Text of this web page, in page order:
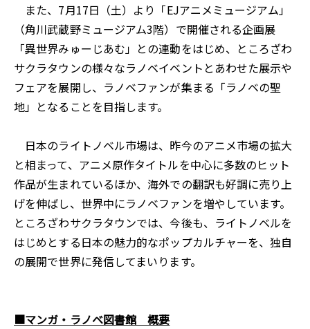
また、7月17日（土）より「EJアニメミュージアム」
（角川武蔵野ミュージアム3階）で開催される企画展
「異世界みゅーじあむ」との連動をはじめ、ところざわ
サクラタウンの様々なラノベイベントとあわせた展示や
フェアを展開し、ラノベファンが集まる「ラノベの聖
地」となることを目指します。
日本のライトノベル市場は、昨今のアニメ市場の拡大
と相まって、アニメ原作タイトルを中心に多数のヒット
作品が生まれているほか、海外での翻訳も好調に売り上
げを伸ばし、世界中にラノベファンを増やしています。
ところざわサクラタウンでは、今後も、ライトノベルを
はじめとする日本の魅力的なポップカルチャーを、独自
の展開で世界に発信してまいります。
■マンガ・ラノベ図書館 概要